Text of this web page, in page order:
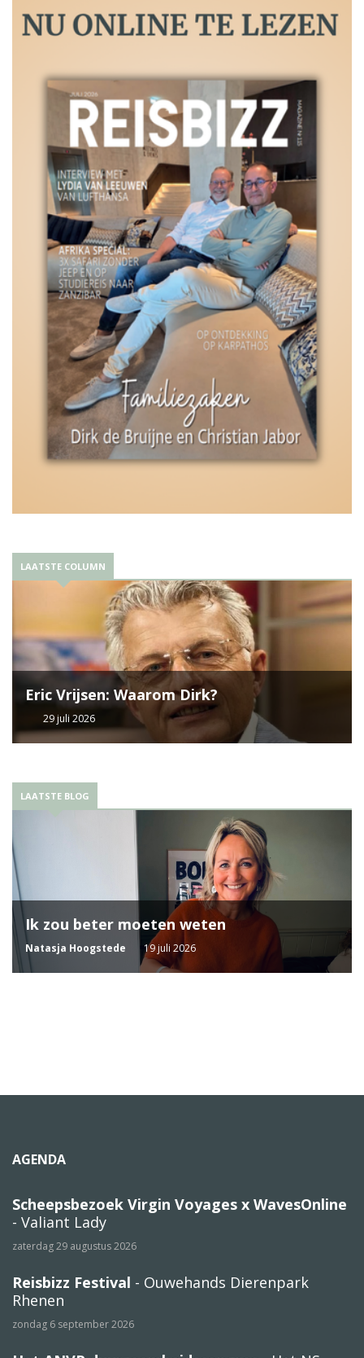
LAATSTE COLUMN
Eric Vrijsen: Waarom Dirk?
29 juli 2026
LAATSTE BLOG
Ik zou beter moeten weten
Natasja Hoogstede 19 juli 2026
AGENDA
Scheepsbezoek Virgin Voyages x WavesOnline
- Valiant Lady
zaterdag 29 augustus 2026
Reisbizz Festival - Ouwehands Dierenpark
Rhenen
zondag 6 september 2026